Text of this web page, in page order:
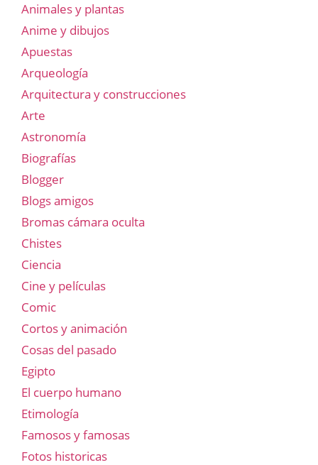
Animales y plantas
Anime y dibujos
Apuestas
Arqueología
Arquitectura y construcciones
Arte
Astronomía
Biografías
Blogger
Blogs amigos
Bromas cámara oculta
Chistes
Ciencia
Cine y películas
Comic
Cortos y animación
Cosas del pasado
Egipto
El cuerpo humano
Etimología
Famosos y famosas
Fotos historicas